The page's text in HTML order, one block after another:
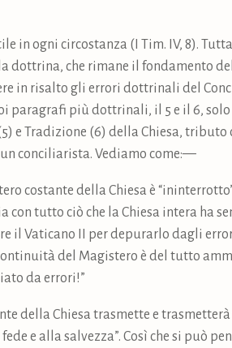
in ogni circostanza (I Tim. IV, 8).
dottrina, che rimane il fondamento
in risalto gli errori dottrinali del
paragrafi più dottrinali, il 5 e il 6,
e Tradizione (6) della Chiesa, tributo
conciliarista. Vediamo come:—
costante della Chiesa è
tutto ciò che la Chiesa intera ha
il Vaticano II per depurarlo dagli
del Magistero è del tutto
da errori!”
della Chiesa trasmette e
e alla salvezza”. Così che si può